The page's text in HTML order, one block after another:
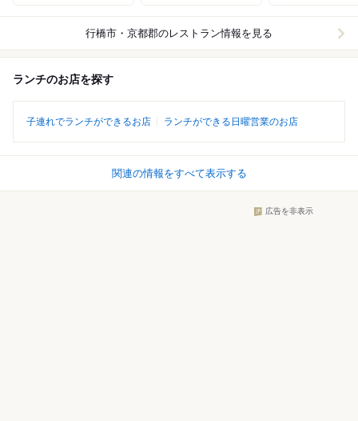
行橋市・京都郡のレストラン情報を見る
ランチのお店を探す
子連れでランチができるお店 ランチができる日曜営業のお店
関連の情報をすべて表示する
広告を非表示